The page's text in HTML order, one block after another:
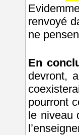
renvoyé
ne
En
devront,
pourront
le niveau